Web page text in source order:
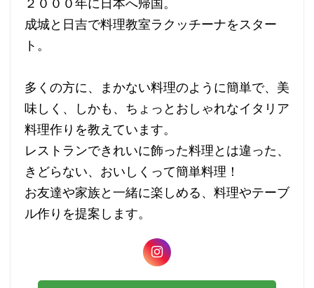
２０００年に日本へ帰国。
成城と日吉で料理教室ラクッチーナをスター
ト。
多くの方に、まかない料理のように簡単で、美
味しく、しかも、ちょっとおしゃれなイタリア
料理作りを教えています。
レストランできれいに飾った料理とは違った、
きどらない、おいしくって簡単料理！
お友達や家族と一緒に楽しめる、料理やテーブ
ル作りを提案します。